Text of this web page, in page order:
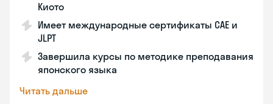
Киото
Имеет международные сертификаты CAE и
JLPT
Завершила курсы по методике преподавания
японского языка
Читать дальше